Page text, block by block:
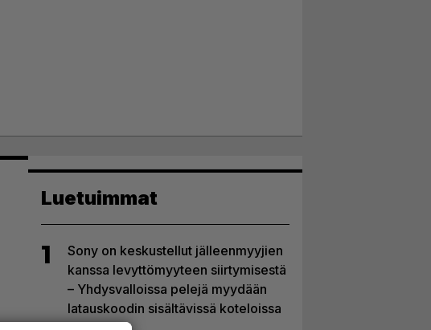
Luetuimmat
1
Sony on keskustellut jälleenmyyjien
kanssa levyttömyyteen siirtymisestä
– Yhdysvalloissa pelejä myydään
latauskoodin sisältävissä koteloissa